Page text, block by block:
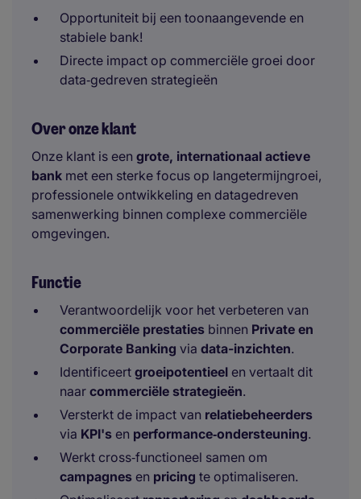
Opportuniteit bij een toonaangevende en
stabiele bank!
Directe impact op commerciële groei door
data‑gedreven strategieën
Over onze klant
Onze klant is een grote, internationaal actieve
bank met een sterke focus op langetermijngroei,
professionele ontwikkeling en datagedreven
samenwerking binnen complexe commerciële
omgevingen.
Functie
Verantwoordelijk voor het verbeteren van
commerciële prestaties binnen Private en
Corporate Banking via data-inzichten.
Identificeert groeipotentieel en vertaalt dit
naar commerciële strategieën.
Versterkt de impact van relatiebeheerders
via KPI's en performance‑ondersteuning.
Werkt cross‑functioneel samen om
campagnes en pricing te optimaliseren.